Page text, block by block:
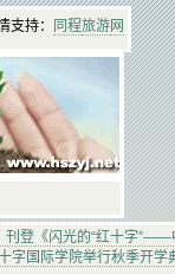
支持： 同程旅游网
刊登《闪光的“红十字
字国际学院举行秋季开学